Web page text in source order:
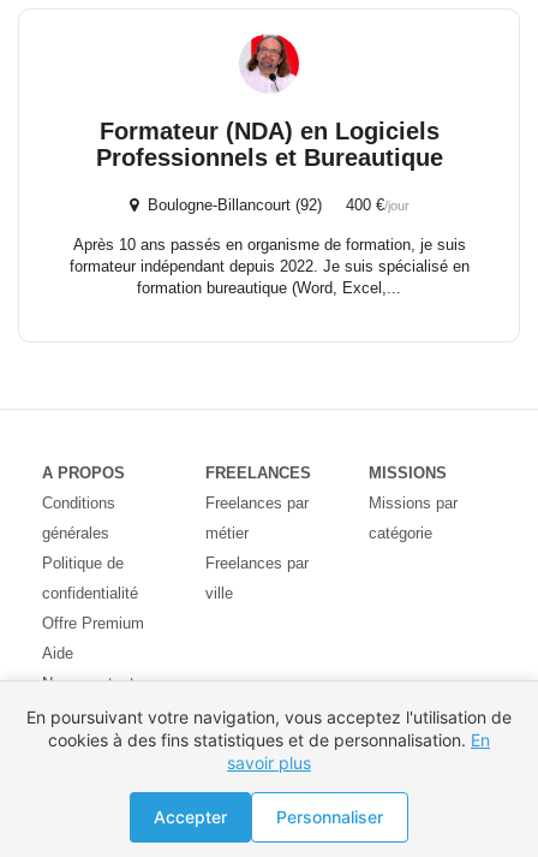
Formateur (NDA) en Logiciels
Professionnels et Bureautique
Boulogne-Billancourt (92) 400 €/jour
Après 10 ans passés en organisme de formation, je suis
formateur indépendant depuis 2022. Je suis spécialisé en
formation bureautique (Word, Excel,...
Proposer une mission
A PROPOS
Conditions
générales
Politique de
confidentialité
Offre Premium
Aide
Nous contacter
Avis des
utilisateurs
FREELANCES
Freelances par
métier
Freelances par
ville
MISSIONS
Missions par
catégorie
En poursuivant votre navigation, vous acceptez l'utilisation de
cookies à des fins statistiques et de personnalisation. En
savoir plus
Accepter Personnaliser